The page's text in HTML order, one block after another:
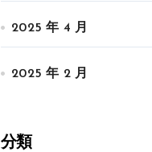
2025 年 4 月
2025 年 2 月
分類